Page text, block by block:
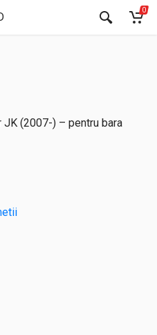
0
(2007-) – pentru bara